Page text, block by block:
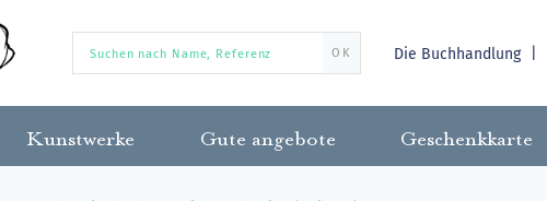
OK Die Buchhandlung
Kunstwerke Gute angebote Geschenkkarte